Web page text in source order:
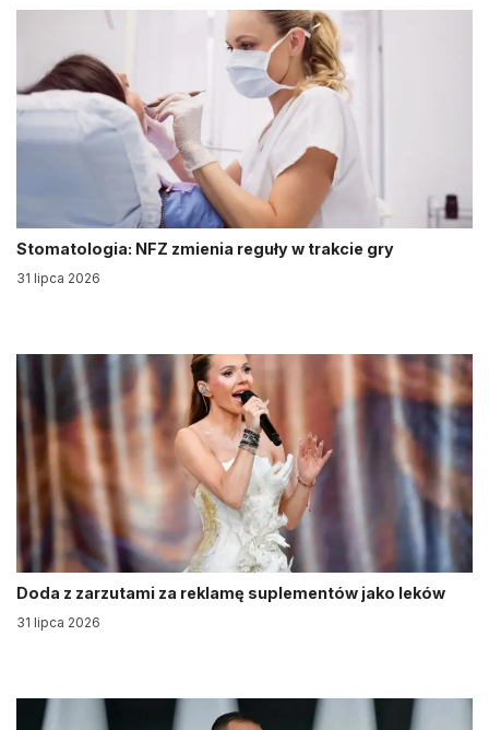
Stomatologia: NFZ zmienia reguły w trakcie gry
31 lipca 2026
Doda z zarzutami za reklamę suplementów jako leków
31 lipca 2026